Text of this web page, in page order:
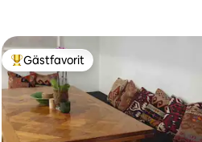
Populär gästfavorit
Gästfavorit